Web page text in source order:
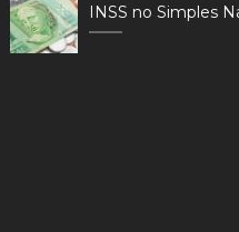
INSS no Simples